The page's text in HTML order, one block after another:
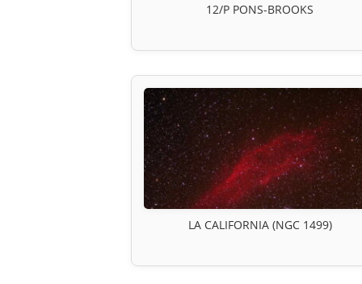
12/P PONS-BROOKS
LA CALIFORNIA (NGC 1499)